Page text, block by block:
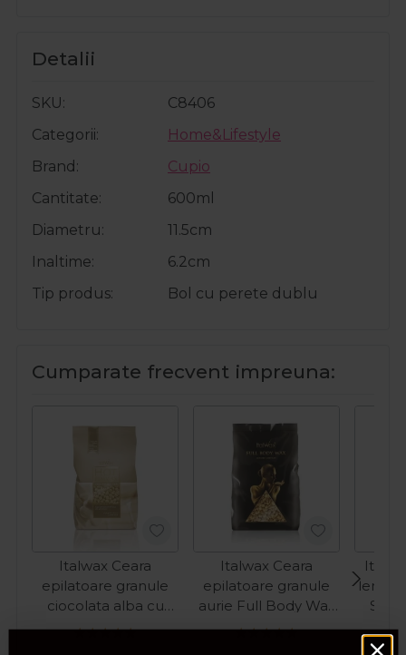
Detalii
SKU
C8406
Categorii
Home&Lifestyle
Brand
Cupio
Cantitate
600ml
Diametru
11.5cm
Inaltime
6.2cm
Tip produs
Bol cu perete dublu
Cumparate frecvent impreuna:
Italwax Ceara
epilatoare granule
ciocolata alba cu
aroma de vanilie Hot
Italwax Ceara
epilatoare granule
aurie Full Body Wax
Luxury Premium 1kg
lemn